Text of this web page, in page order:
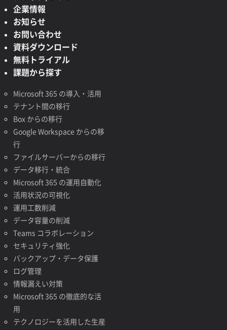
企業情報
お知らせ
お問い合わせ
資料ダウンロード
無料トライアル
課題から探す
Microsoft 365 の導入・活用
テナント間の移行
Box からの移行
Google Workspace からの移
行
ファイルサーバーからの移行
データ移行・統合
Microsoft 365 の運用自動化
活用状況の可視化
運用工数削減
データ容量の削減
Teams コラボレーション
セキュリティ強化
バックアップ・データ保護
ログ管理
情報漏えい対策
Microsoft 365 の徹底的な活
用
テクノロジーを活用した生産